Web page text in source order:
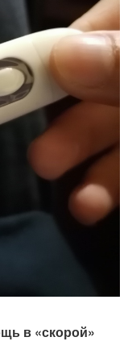
в «скорой»